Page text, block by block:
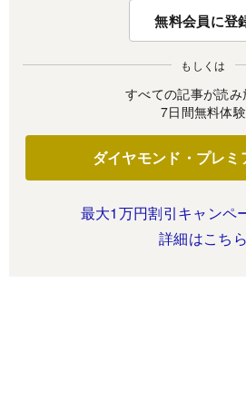
無料会員に登
もしくは
すべての記事が読み
7日間無料体験
ダイヤモンド・プレミ
最大1万円割引キャンペ
詳細はこちら